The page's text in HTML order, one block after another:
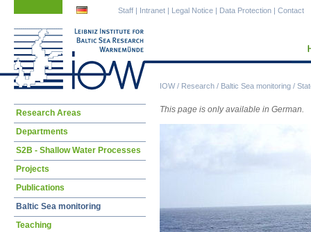
IOW/ Research / Baltic Sea monitoring /
Staff | Intranet | Legal Notice | Data Protection | Contact
This page is only available in German.
Skip
Research Areas
Departments
S2B - Shallow Water Processes
Projects
Publications
Baltic Sea monitoring
Teaching